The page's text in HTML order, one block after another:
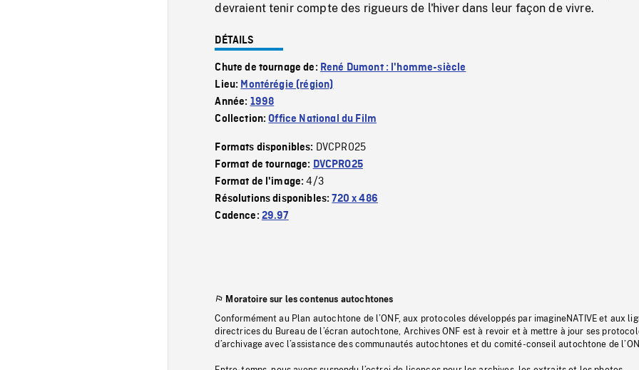
devraient tenir compte des rigueurs de l'hiver dans leur façon de vivre.
DÉTAILS
Chute de tournage de: René Dumont : l'homme-siècle
Lieu: Montérégie (région)
Année: 1998
Collection:Office National du Film
Formats disponibles: DVCPRO25
Format de tournage: DVCPRO25
Format de l'image:4/3
Résolutions disponibles:720 x 486
Cadence: 29.97
Moratoire sur les contenus autochtones
Conformément au Plan autochtone de l’ONF, aux protocoles développés par imagineNATIVE et aux
directrices du Bureau de l’écran autochtone, Archives ONF est à revoir et à mettre à jour ses
d’archivage avec l’assistance des communautés autochtones et du comité-conseil autochtone de